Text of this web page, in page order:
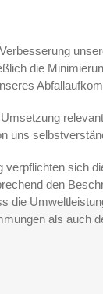
die
uns
verpflichten sich
den
die
als auch